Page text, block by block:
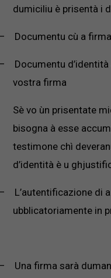
dumiciliu è prisentà i
Documentu cù a
Documentu d’identità
vostra firma
Sè vo ùn prisentate
bisogna à esse
testimone chì
d’identità è u
L’autentificazione di
ubblicatoriamente in
Una firma sarà